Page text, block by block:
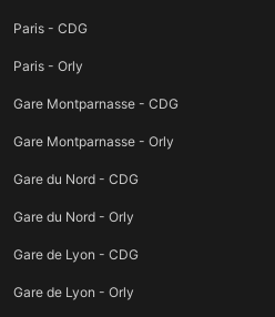
Paris - CDG
Paris - Orly
Gare Montparnasse - CDG
Gare Montparnasse - Orly
Gare du Nord - CDG
Gare du Nord - Orly
Gare de Lyon - CDG
Gare de Lyon - Orly